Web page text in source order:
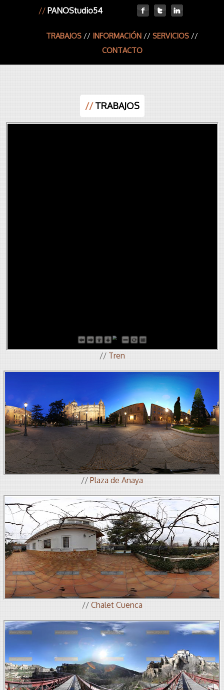
// PANOStudio54
TRABAJOS // INFORMACIÓN // SERVICIOS //
CONTACTO
//TRABAJOS
// Tren
// Plaza de Anaya
// Chalet Cuenca